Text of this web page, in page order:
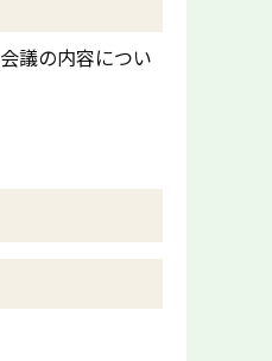
議の内容につい